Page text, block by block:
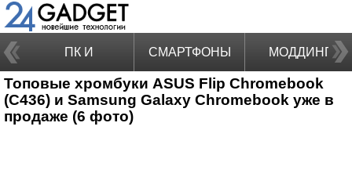
ПК И
НОУТБУКИ
СМАРТФОНЫ МОДДИНГ
Топовые хромбуки ASUS Flip Chromebook
(C436) и Samsung Galaxy Chromebook уже в
продаже (6 фото)